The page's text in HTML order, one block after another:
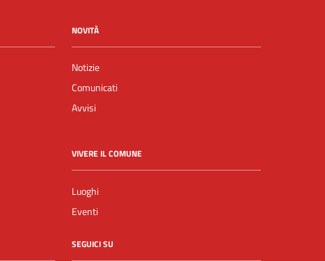
NOVITÀ
Notizie
Comunicati
Avvisi
VIVERE IL COMUNE
Luoghi
Eventi
SEGUICI SU